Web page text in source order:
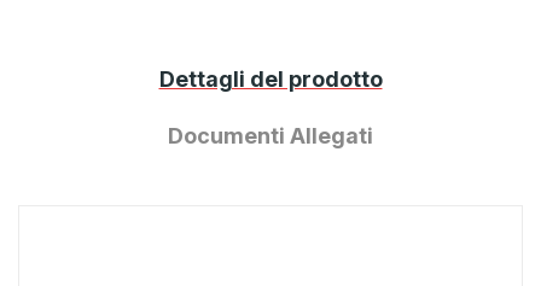
Dettagli del prodotto
Documenti Allegati